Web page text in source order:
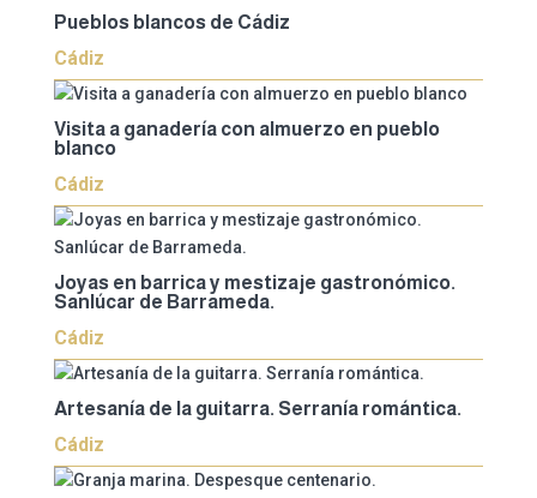
Pueblos blancos de Cádiz
Cádiz
Visita a ganadería con almuerzo en pueblo
blanco
Cádiz
Joyas en barrica y mestizaje gastronómico.
Sanlúcar de Barrameda.
Cádiz
Artesanía de la guitarra. Serranía romántica.
Cádiz